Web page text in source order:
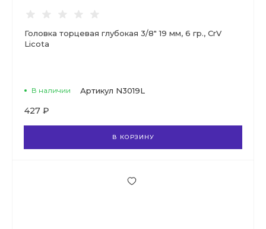
Головка торцевая глубокая 3/8" 19 мм, 6 гр., CrV
Licota
В наличии Артикул N3019L
427 ₽
В КОРЗИНУ